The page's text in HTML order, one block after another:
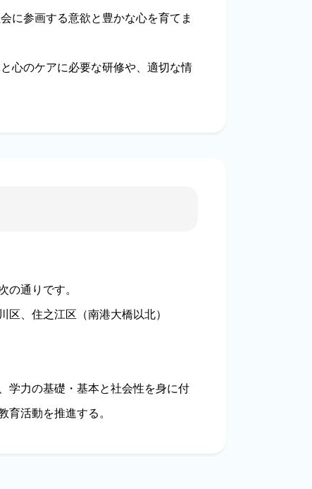
参画する意欲と豊かな心を育てま
のケアに必要な研修や、適切な情
通りです。
、住之江区（南港大橋以北）
学力の基礎・基本と社会性を身に付
育活動を推進する。